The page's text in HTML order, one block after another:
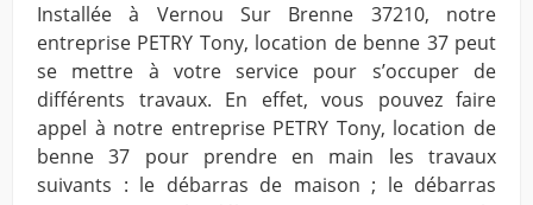
Installée à Vernou Sur Brenne 37210, notre
entreprise PETRY Tony, location de benne 37 peut
se mettre à votre service pour s’occuper de
différents travaux. En effet, vous pouvez faire
appel à notre entreprise PETRY Tony, location de
benne 37 pour prendre en main les travaux
suivants : le débarras de maison ; le débarras